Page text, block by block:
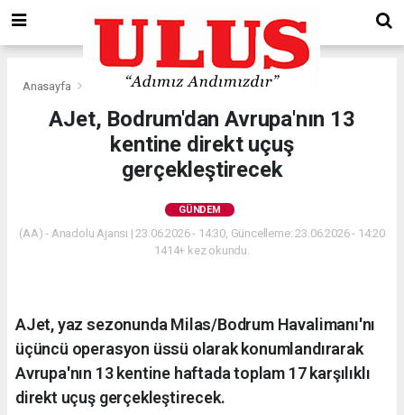
Anasayfa Gündem
AJet, Bodrum'dan Avrupa'nın 13
kentine direkt uçuş
gerçekleştirecek
GÜNDEM
(AA) - Anadolu Ajansı | 23.06.2026 - 14:30, Güncelleme: 23.06.2026 - 14:20
1414+ kez okundu.
AJet, yaz sezonunda Milas/Bodrum Havalimanı'nı
üçüncü operasyon üssü olarak konumlandırarak
Avrupa'nın 13 kentine haftada toplam 17 karşılıklı
direkt uçuş gerçekleştirecek.